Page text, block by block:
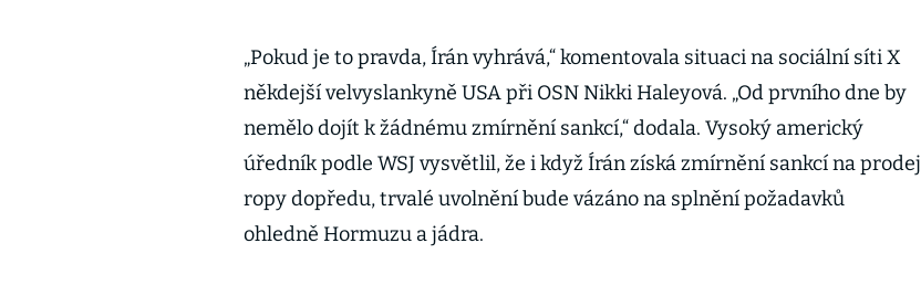
„Pokud je to pravda, Írán vyhrává,“ komentovala situaci na sociální síti X
někdejší velvyslankyně USA při OSN Nikki Haleyová. „Od prvního dne by
nemělo dojít k žádnému zmírnění sankcí,“ dodala. Vysoký americký
úředník podle WSJ vysvětlil, že i když Írán získá zmírnění sankcí na prodej
ropy dopředu, trvalé uvolnění bude vázáno na splnění požadavků
ohledně Hormuzu a jádra.